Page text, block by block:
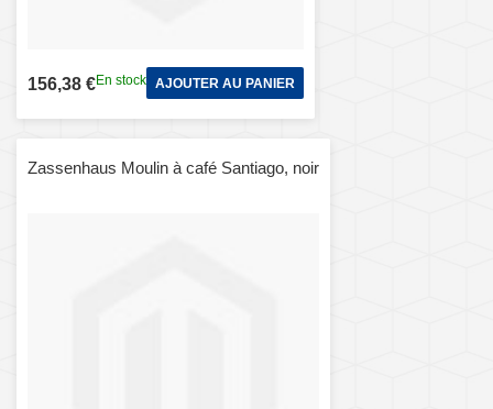
156,38 €En stock AJOUTER AU PANIER
Zassenhaus Moulin à café Santiago, noir